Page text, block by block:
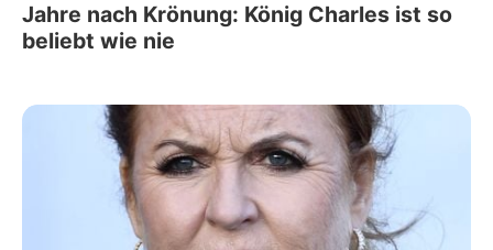
Jahre nach Krönung: König Charles ist so
beliebt wie nie